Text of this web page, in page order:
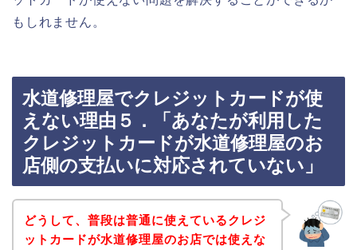
もしれません。
水道修理屋でクレジットカードが使
えない理由５．「あなたが利用した
クレジットカードが水道修理屋のお
店側の支払いに対応されていない」
どうして、普段は普通に使えているクレジ
ットカードが水道修理屋のお店では使えな